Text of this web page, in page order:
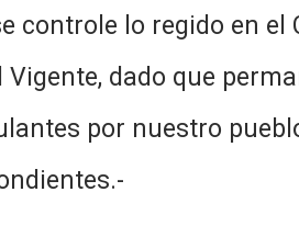
controle lo regido en
Vigente, dado que
por nuestro